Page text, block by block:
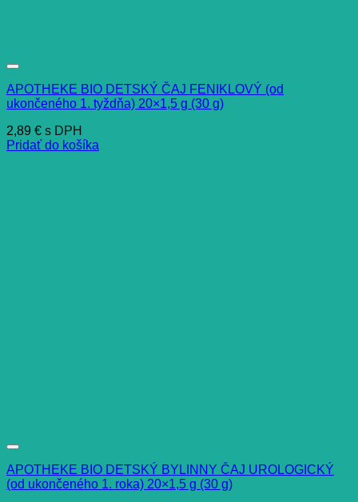
APOTHEKE BIO DETSKÝ ČAJ FENIKLOVÝ (od
ukončeného 1. tyždňa) 20×1,5 g (30 g)
2,89 € s DPH
Pridať do košíka
APOTHEKE BIO DETSKÝ BYLINNY ČAJ UROLOGICKÝ
(od ukončeného 1. roka) 20×1,5 g (30 g)